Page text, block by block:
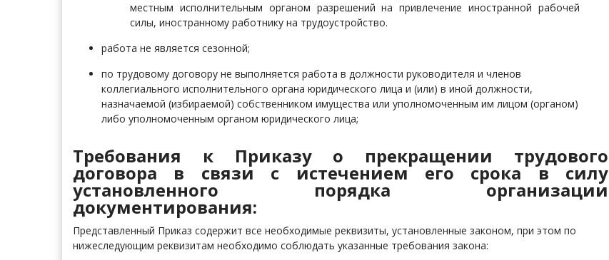
местным исполнительным органом разрешений на привлечение иностранной рабочей
силы, иностранному работнику на трудоустройство.
работа не является сезонной;
по трудовому договору не выполняется работа в должности руководителя и членов
коллегиального исполнительного органа юридического лица и (или) в иной должности,
назначаемой (избираемой) собственником имущества или уполномоченным им лицом (органом)
либо уполномоченным органом юридического лица;
Требования к Приказу о прекращении трудового
договора в связи с истечением его срока в силу
установленного порядка организации
документирования:
Представленный Приказ содержит все необходимые реквизиты, установленные законом, при этом по
нижеследующим реквизитам необходимо соблюдать указанные требования закона: